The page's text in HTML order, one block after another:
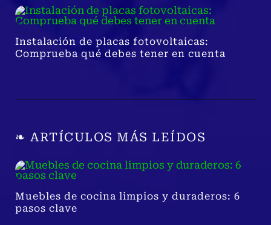
Instalación de placas fotovoltaicas:
Comprueba qué debes tener en cuenta
❧ ARTÍCULOS MÁS LEÍDOS
Muebles de cocina limpios y duraderos: 6
pasos clave